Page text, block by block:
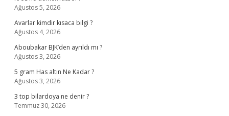
Ağustos 5, 2026
Avarlar kimdir kısaca bilgi ?
Ağustos 4, 2026
Aboubakar BJK’den ayrıldı mı ?
Ağustos 3, 2026
5 gram Has altın Ne Kadar ?
Ağustos 3, 2026
3 top bilardoya ne denir ?
Temmuz 30, 2026